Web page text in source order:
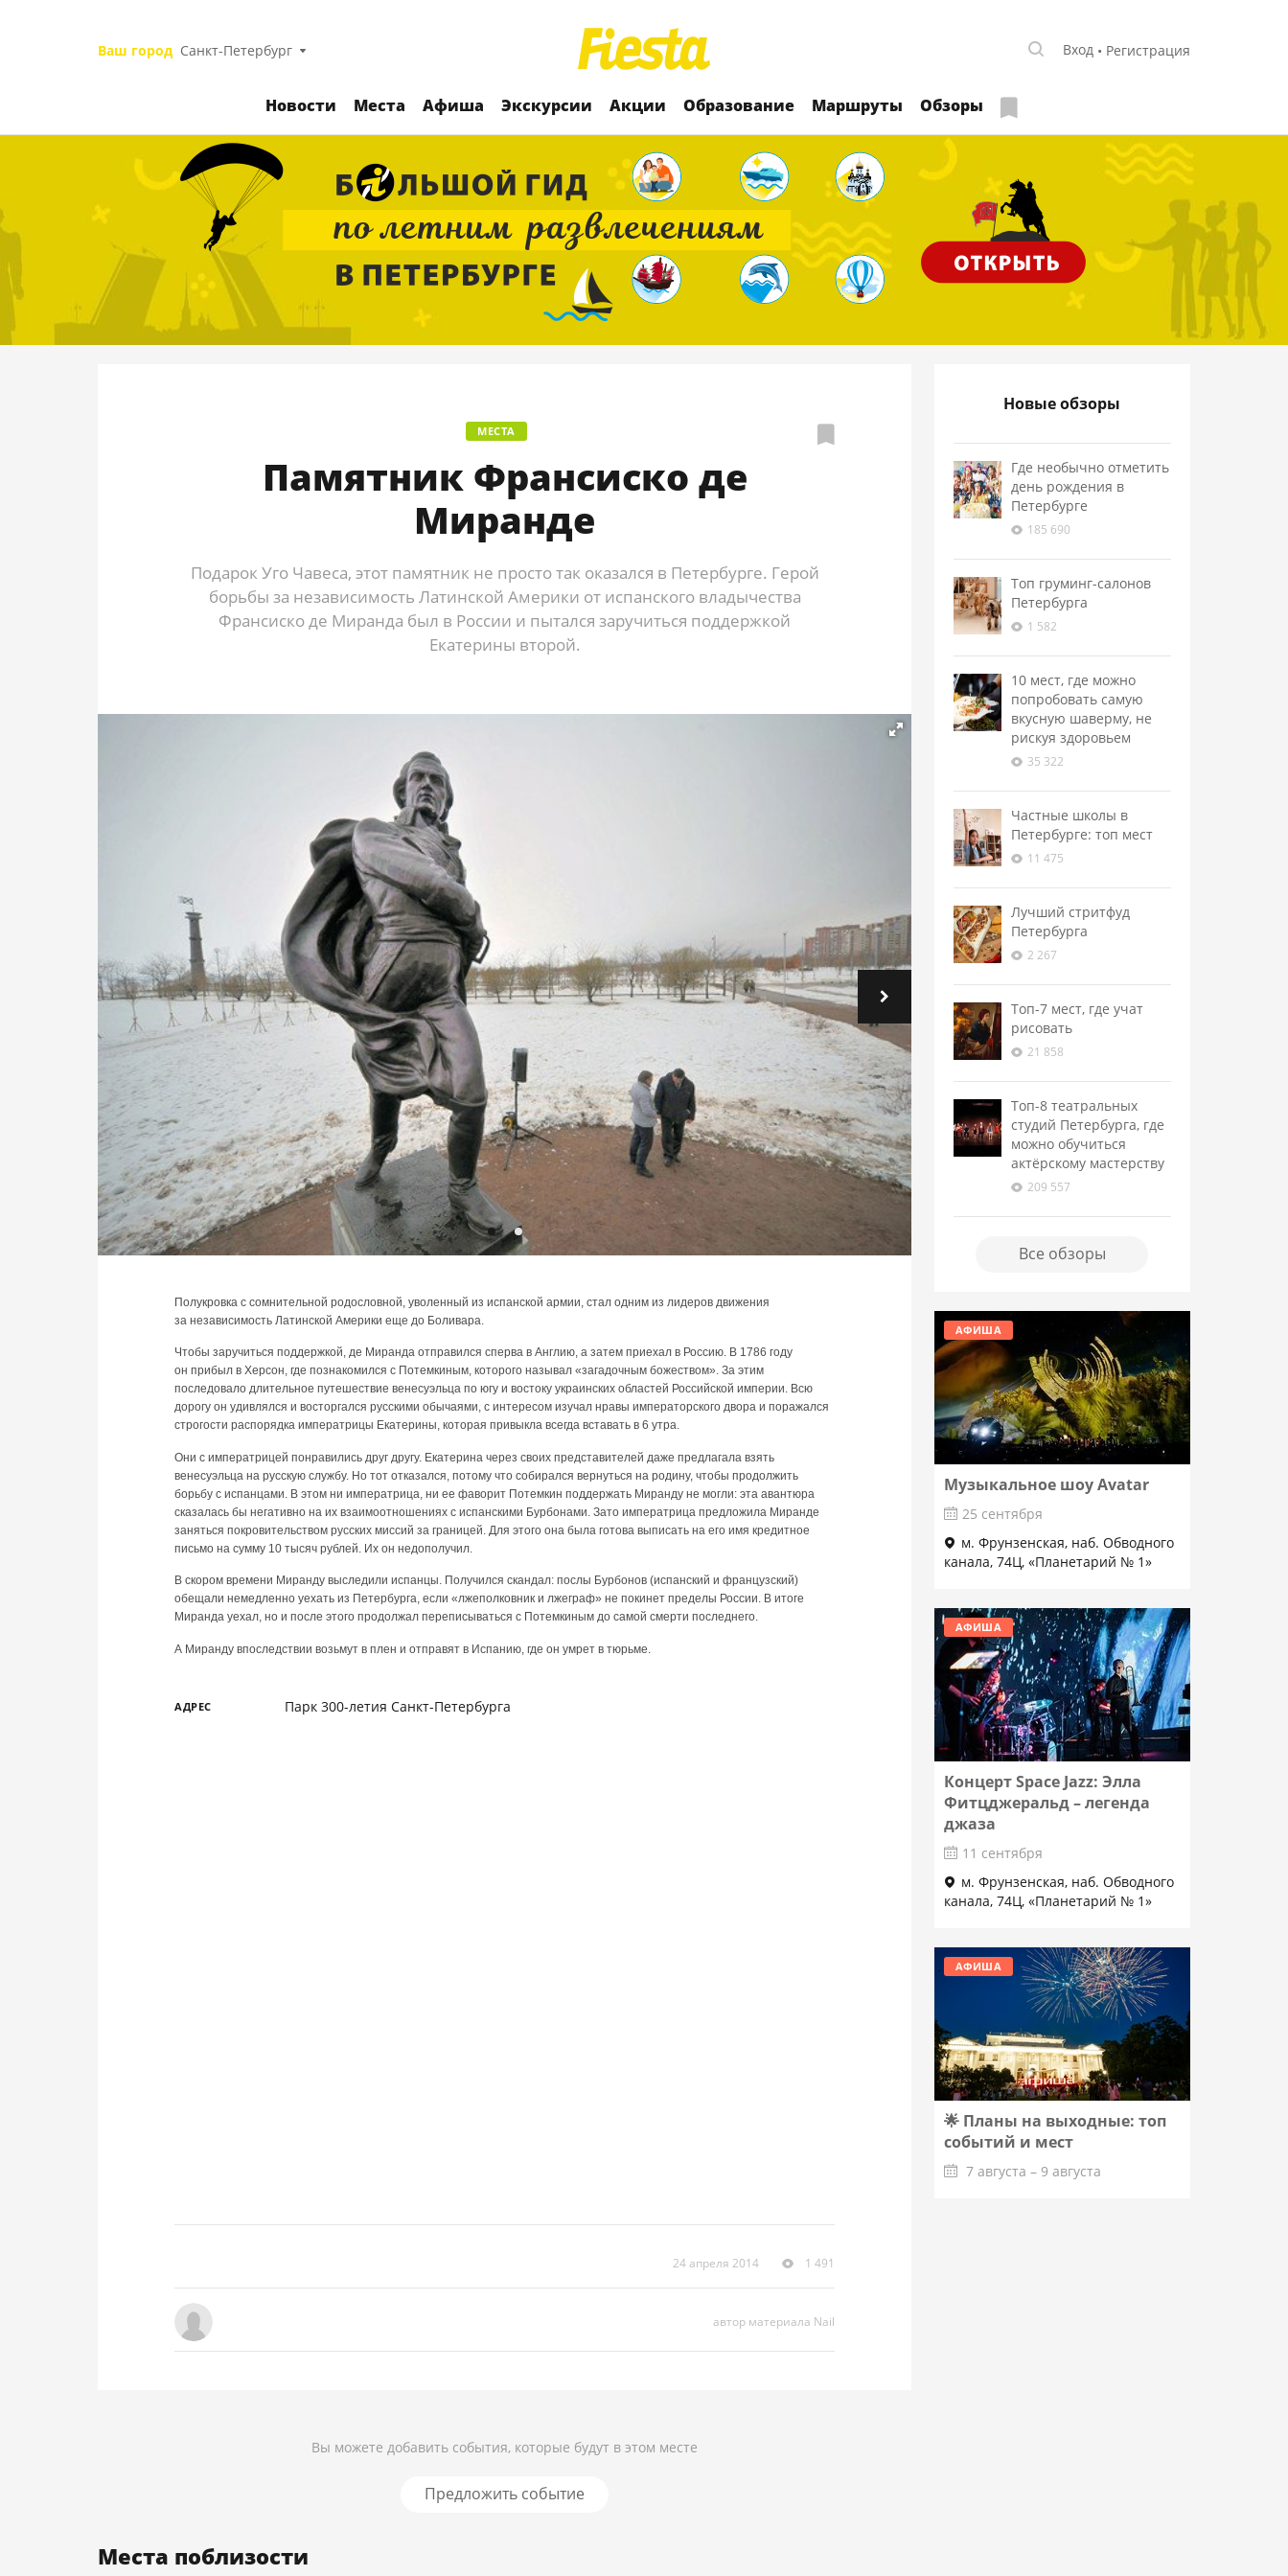
Ваш город Санкт-Петербург Вход Регистрация
Новости Места Афиша Экскурсии Акции Образование Маршруты Обзоры
МЕСТА
Памятник Франсиско де
Миранде
Подарок Уго Чавеса, этот памятник не просто так оказался в Петербурге. Герой
борьбы за независимость Латинской Америки от испанского владычества
Франсиско де Миранда был в России и пытался заручиться поддержкой
Екатерины второй.
Полукровка с сомнительной родословной, уволенный из испанской армии, стал одним из лидеров движения
за независимость Латинской Америки еще до Боливара.
Чтобы заручиться поддержкой, де Миранда отправился сперва в Англию, а затем приехал в Россию. В 1786 году
он прибыл в Херсон, где познакомился с Потемкиным, которого называл «загадочным божеством». За этим
последовало длительное путешествие венесуэльца по югу и востоку украинских областей Российской империи. Всю
дорогу он удивлялся и восторгался русскими обычаями, с интересом изучал нравы императорского двора и поражался
строгости распорядка императрицы Екатерины, которая привыкла всегда вставать в 6 утра.
Они с императрицей понравились друг другу. Екатерина через своих представителей даже предлагала взять
венесуэльца на русскую службу. Но тот отказался, потому что собирался вернуться на родину, чтобы продолжить
борьбу с испанцами. В этом ни императрица, ни ее фаворит Потемкин поддержать Миранду не могли: эта авантюра
сказалась бы негативно на их взаимоотношениях с испанскими Бурбонами. Зато императрица предложила Миранде
заняться покровительством русских миссий за границей. Для этого она была готова выписать на его имя кредитное
письмо на сумму 10 тысяч рублей. Их он недополучил.
В скором времени Миранду выследили испанцы. Получился скандал: послы Бурбонов (испанский и французский)
обещали немедленно уехать из Петербурга, если «лжеполковник и лжеграф» не покинет пределы России. В итоге
Миранда уехал, но и после этого продолжал переписываться с Потемкиным до самой смерти последнего.
А Миранду впоследствии возьмут в плен и отправят в Испанию, где он умрет в тюрьме.
АДРЕС Парк 300-летия Санкт-Петербурга
24 апреля 2014 1 491
автор материала Nail
Вы можете добавить события, которые будут в этом месте
Предложить событие
Места поблизости
Новые обзоры
Где необычно отметить
день рождения в
Петербурге
185 690
Топ груминг-салонов
Петербурга
1 582
10 мест, где можно
попробовать самую
вкусную шаверму, не
рискуя здоровьем
35 322
Частные школы в
Петербурге: топ мест
11 475
Лучший стритфуд
Петербурга
2 267
Топ-7 мест, где учат
рисовать
21 858
Топ-8 театральных
студий Петербурга, где
можно обучиться
актёрскому мастерству
209 557
Все обзоры
АФИША
Музыкальное шоу Avatar
25 сентября
м. Фрунзенская, наб. Обводного
канала, 74Ц, «Планетарий № 1»
Подробнее
АФИША
Концерт Space Jazz: Элла
Фитцджеральд – легенда
джаза
11 сентября
м. Фрунзенская, наб. Обводного
канала, 74Ц, «Планетарий № 1»
Подробнее
АФИША
🌟 Планы на выходные: топ
событий и мест
7 августа – 9 августа